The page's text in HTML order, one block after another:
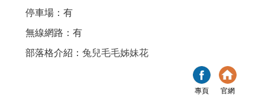
停車場：有
無線網路：有
部落格介紹： 兔兒毛毛姊妹花
專頁 官網